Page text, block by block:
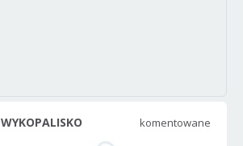
WYKOPALISKO komentowane